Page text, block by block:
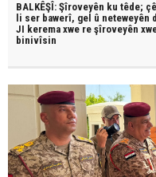
BALKÊŞÎ: Şîroveyên ku têde;
li ser bawerî, gel û neteweyên
JI kerema xwe re şîroveyên
binivîsin